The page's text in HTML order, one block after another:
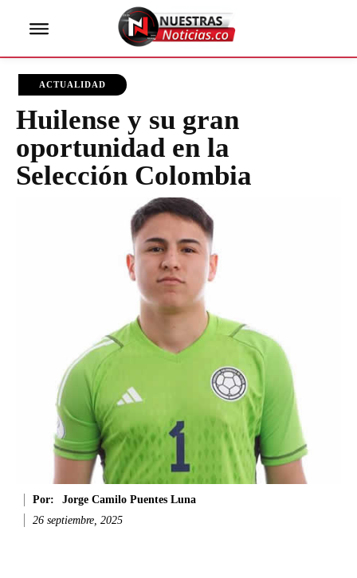
ACTUALIDAD
Huilense y su gran
oportunidad en la
Selección Colombia
Por:
Jorge Camilo Puentes Luna
26 septiembre, 2025